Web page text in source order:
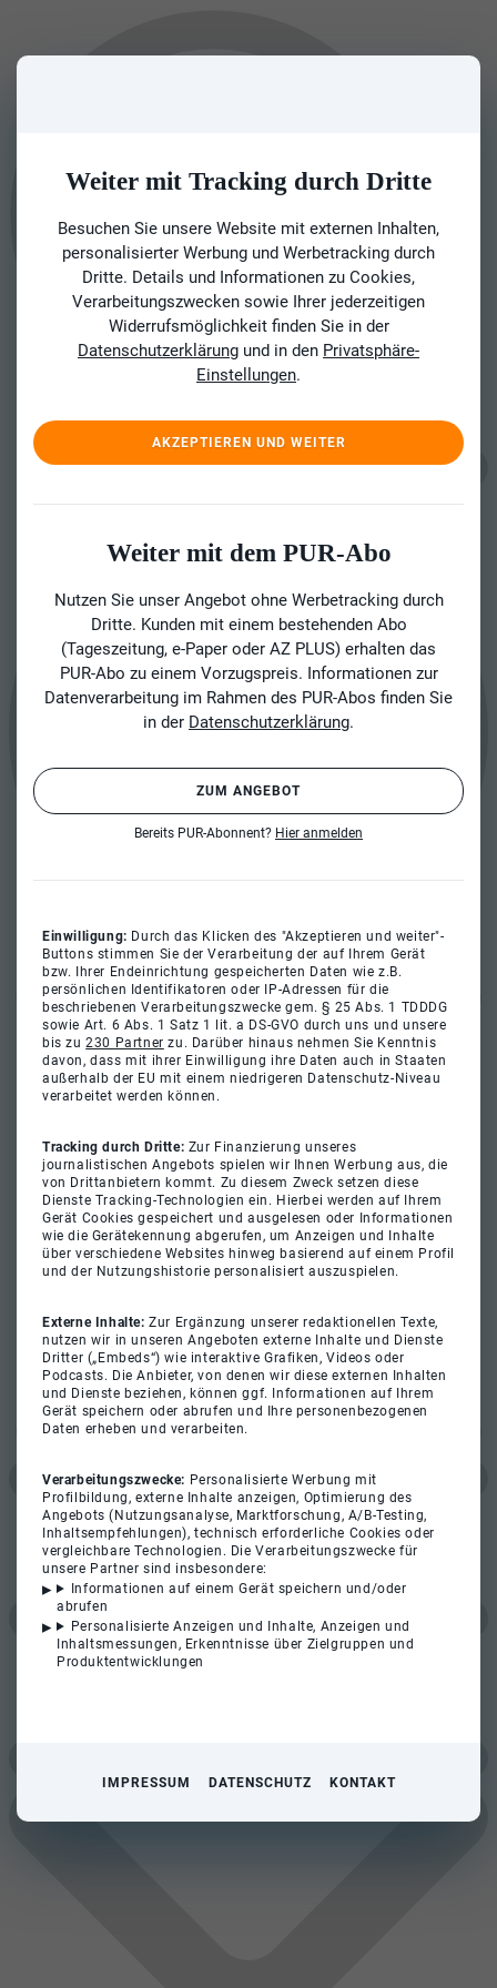
Weiter mit Tracking durch Dritte
Besuchen Sie unsere Website mit externen Inhalten,
personalisierter Werbung und Werbetracking durch
Dritte. Details und Informationen zu Cookies,
Verarbeitungszwecken sowie Ihrer jederzeitigen
Widerrufsmöglichkeit finden Sie in der
Datenschutzerklärung und in den Privatsphäre-
Einstellungen.
AKZEPTIEREN UND WEITER
Weiter mit dem PUR-Abo
Nutzen Sie unser Angebot ohne Werbetracking durch
Dritte. Kunden mit einem bestehenden Abo
(Tageszeitung, e-Paper oder AZ PLUS) erhalten das
PUR-Abo zu einem Vorzugspreis. Informationen zur
Datenverarbeitung im Rahmen des PUR-Abos finden Sie
in der Datenschutzerklärung.
ZUM ANGEBOT
Bereits PUR-Abonnent? Hier anmelden
Einwilligung: Durch das Klicken des "Akzeptieren und weiter"-
Buttons stimmen Sie der Verarbeitung der auf Ihrem Gerät
bzw. Ihrer Endeinrichtung gespeicherten Daten wie z.B.
persönlichen Identifikatoren oder IP-Adressen für die
beschriebenen Verarbeitungszwecke gem. § 25 Abs. 1 TDDDG
sowie Art. 6 Abs. 1 Satz 1 lit. a DS-GVO durch uns und unsere
bis zu230 Partner zu. Darüber hinaus nehmen Sie Kenntnis
davon, dass mit ihrer Einwilligung ihre Daten auch in Staaten
außerhalb der EU mit einem niedrigeren Datenschutz-Niveau
verarbeitet werden können.
Tracking durch Dritte: Zur Finanzierung unseres
journalistischen Angebots spielen wir Ihnen Werbung aus, die
von Drittanbietern kommt. Zu diesem Zweck setzen diese
Dienste Tracking-Technologien ein. Hierbei werden auf Ihrem
Gerät Cookies gespeichert und ausgelesen oder Informationen
wie die Gerätekennung abgerufen, um Anzeigen und Inhalte
über verschiedene Websites hinweg basierend auf einem Profil
und der Nutzungshistorie personalisiert auszuspielen.
Externe Inhalte:Zur Ergänzung unserer redaktionellen Texte,
nutzen wir in unseren Angeboten externe Inhalte und Dienste
Dritter („Embeds“) wie interaktive Grafiken, Videos oder
Podcasts. Die Anbieter, von denen wir diese externen Inhalten
und Dienste beziehen, können ggf. Informationen auf Ihrem
Gerät speichern oder abrufen und Ihre personenbezogenen
Daten erheben und verarbeiten.
Verarbeitungszwecke: Personalisierte Werbung mit
Profilbildung, externe Inhalte anzeigen, Optimierung des
Angebots (Nutzungsanalyse, Marktforschung, A/B-Testing,
Inhaltsempfehlungen), technisch erforderliche Cookies oder
vergleichbare Technologien. Die Verarbeitungszwecke für
unsere Partner sind insbesondere:
Informationen auf einem Gerät speichern und/oder
abrufen
Personalisierte Anzeigen und Inhalte, Anzeigen und
Inhaltsmessungen, Erkenntnisse über Zielgruppen und
Produktentwicklungen
IMPRESSUM DATENSCHUTZ KONTAKT